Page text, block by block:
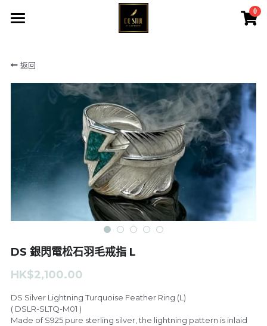
0
所有商品
黑羽系列&QUEEN
戰神之羽
戰神伊始
De Stijl Channel
De Stijl People V.I.P Room
返回
DS 銀閃電松石羽毛戒指 L
HK$2,100.00
DS Silver Lightning Turquoise Feather Ring (L)
( DSLR-SLTQ-M01 )
Made of S925 pure sterling silver, the lightning pattern is inlaid
×
商品分類
黑羽系列
戰神之羽
黑鷹系列
大皇冠系列
Feather & Pendants